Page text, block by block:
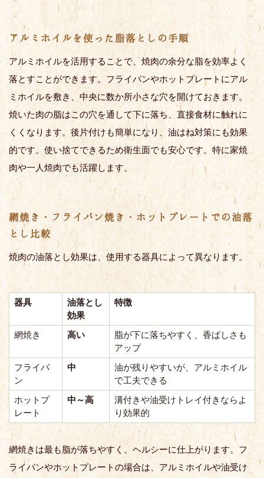
アルミホイルを使った脂落としの手順
アルミホイルを活用することで、焼肉の余分な脂を効率よく
落とすことができます。フライパンやホットプレートにアル
ミホイルを敷き、中央に数か所小さな穴を開けておきます。
焼いた肉の脂はこの穴を通して下に落ち、直接食材に触れに
くくなります。後片付けも簡単になり、油はね対策にも効果
的です。使い捨てできるため衛生面でも安心です。特に家焼
肉や一人焼肉でも活躍します。
網焼き・フライパン焼き・ホットプレートでの油落
とし比較
焼肉の油落とし効果は、使用する器具によって異なります。
器具
油落とし
効果
特徴
網焼き 高い
脂が下に落ちやすく、香ばしさも
アップ
フライパ
ン
中
油が残りやすいが、アルミホイル
で工夫できる
ホットプ
レート
中～高
溝付きや油受けトレイ付きならよ
り効果的
網焼きは最も脂が落ちやすく、ヘルシーに仕上がります。フ
ライパンやホットプレートの場合は、アルミホイルや油受け